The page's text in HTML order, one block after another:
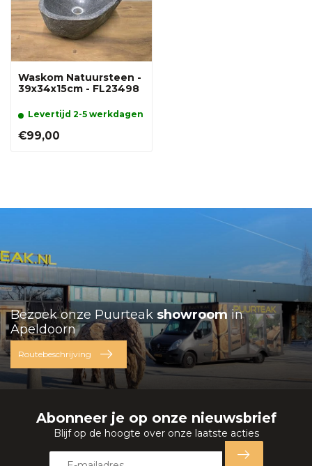
Waskom Natuursteen -
39x34x15cm - FL23498
Levertijd 2-5 werkdagen
€99,00
Bezoek onze Puurteak showroom in
Apeldoorn
Routebeschrijving
Abonneer je op onze nieuwsbrief
Blijf op de hoogte over onze laatste acties